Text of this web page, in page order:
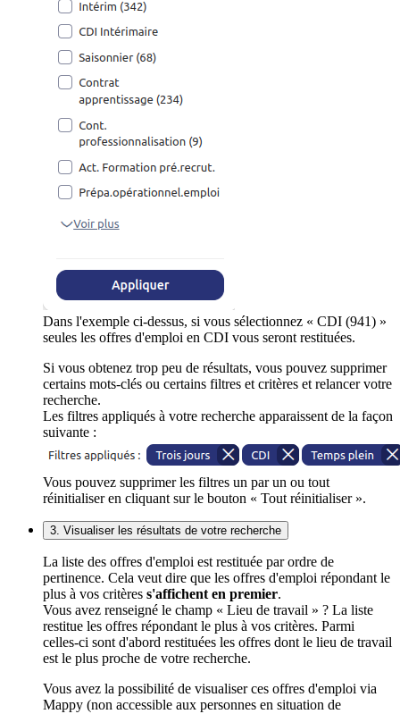
Dans l'exemple ci-dessus, si vous sélectionnez « CDI (941) »
seules les offres d'emploi en CDI vous seront restituées.
Si vous obtenez trop peu de résultats, vous pouvez supprimer
certains mots-clés ou certains filtres et critères et relancer votre
recherche.
Les filtres appliqués à votre recherche apparaissent de la façon
suivante :
Vous pouvez supprimer les filtres un par un ou tout
réinitialiser en cliquant sur le bouton « Tout réinitialiser ».
3. Visualiser les résultats de votre recherche
La liste des offres d'emploi est restituée par ordre de
pertinence. Cela veut dire que les offres d'emploi répondant le
plus à vos critères s'affichent en premier.
Vous avez renseigné le champ « Lieu de travail » ? La liste
restitue les offres répondant le plus à vos critères. Parmi
celles-ci sont d'abord restituées les offres dont le lieu de travail
est le plus proche de votre recherche.
Vous avez la possibilité de visualiser ces offres d'emploi via
Mappy (non accessible aux personnes en situation de